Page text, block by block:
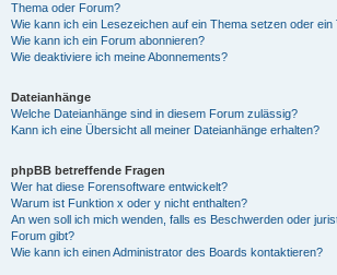
Thema oder Forum?
Wie kann ich ein Lesezeichen auf ein Thema setzen oder ein
Wie kann ich ein Forum abonnieren?
Wie deaktiviere ich meine Abonnements?
Dateianhänge
Welche Dateianhänge sind in diesem Forum zulässig?
Kann ich eine Übersicht all meiner Dateianhänge erhalten?
phpBB betreffende Fragen
Wer hat diese Forensoftware entwickelt?
Warum ist Funktion x oder y nicht enthalten?
An wen soll ich mich wenden, falls es Beschwerden oder
Forum gibt?
Wie kann ich einen Administrator des Boards kontaktieren?